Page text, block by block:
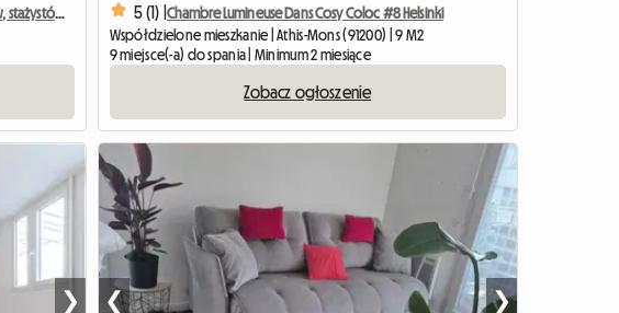
Umeblowane studio w Bastylii dla studentów, stażystów i podróżujących służbowo.
5 (1) | Chambre Lumineuse Dans Cosy Coloc #8 Helsinki
Współdzielone mieszkanie | Athis-Mons (91200) | 9 M2
9 miejsce(-a) do spania | Minimum 2 miesiące
Zobacz ogłoszenie
❯ ❮ ❯